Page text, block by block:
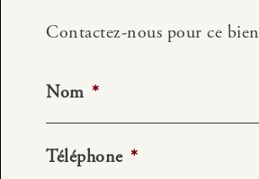
Contactez-nous pour ce bien
Nom *
Téléphone *